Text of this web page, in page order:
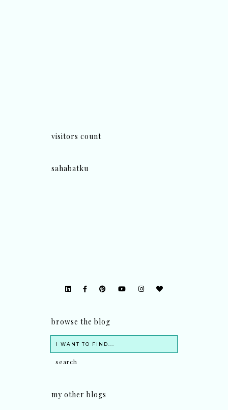
visitors count
sahabatku
browse the blog
my other blogs